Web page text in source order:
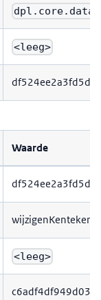
<leeg>
df524ee2a3fd5ddf
Waarde
df524ee2a3fd5ddf
wijzigenKenteken
<leeg>